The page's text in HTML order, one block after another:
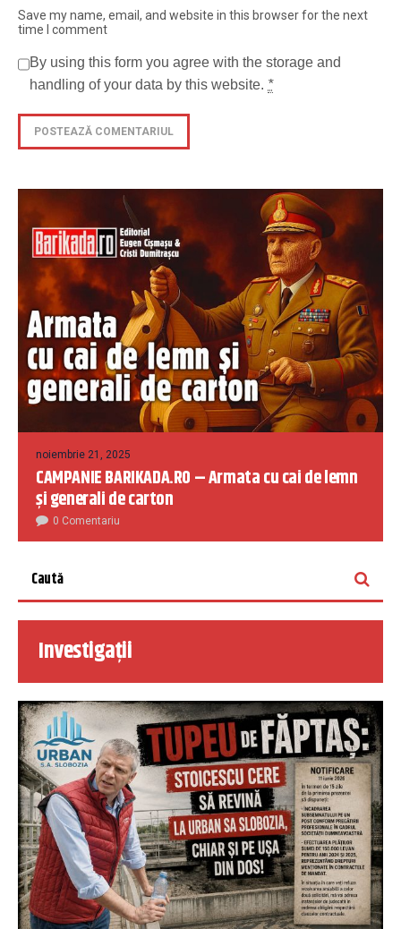
Save my name, email, and website in this browser for the next
time I comment
By using this form you agree with the storage and
handling of your data by this website. *
noiembrie 21, 2025
CAMPANIE BARIKADA.RO – Armata cu cai de lemn
și generali de carton
0 Comentariu
Investigații